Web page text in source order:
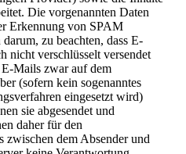
Die vorgenannten Daten
Erkennung von SPAM
zu beachten, dass E-
nicht verschlüsselt versendet
Mails zwar auf dem
(sofern kein sogenanntes
eingesetzt wird)
sie abgesendet und
daher für den
dem Absender und